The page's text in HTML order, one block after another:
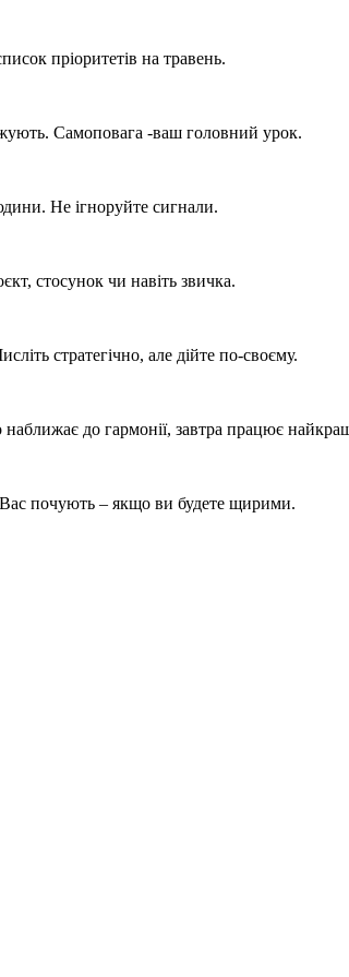
пріоритетів на травень.
Самоповага -ваш головний урок.
Не ігноруйте сигнали.
стосунок чи навіть звичка.
стратегічно, але дійте по-своєму.
до гармонії, завтра працює
почують – якщо ви будете щирими.